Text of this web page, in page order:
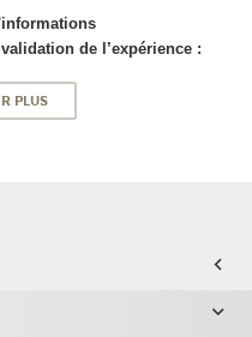
de l’expérience :
PLUS